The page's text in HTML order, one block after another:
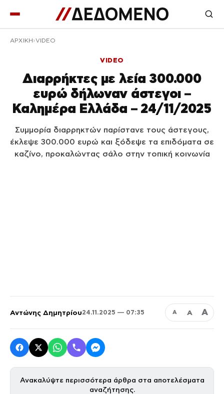
ΑΡΧΙΚΉ VIDEO
VIDEO
Διαρρήκτες με λεία 300.000
ευρώ δήλωναν άστεγοι –
Καλημέρα Ελλάδα – 24/11/2025
Συμμορία διαρρηκτών παρίστανε τους άστεγους,
έκλεψε 300.000 ευρώ και ξόδεψε τα επιδόματα σε
καζίνο, προκαλώντας σάλο στην τοπική κοινωνία
Αντώνης Δημητρίου24.11.2025 — 07:35 Α Α Α
Ανακαλύψτε περισσότερα άρθρα στα αποτελέσματα
αναζήτησης.